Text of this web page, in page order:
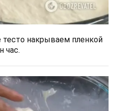
тесто накрываем пленкой
час.